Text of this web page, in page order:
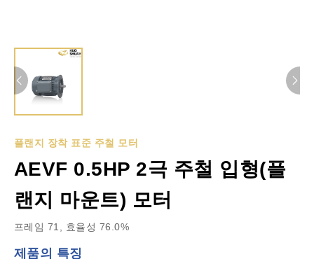
플랜지 장착 표준 주철 모터
AEVF 0.5HP 2극 주철 입형(플
랜지 마운트) 모터
프레임 71, 효율성 76.0%
제품의 특징